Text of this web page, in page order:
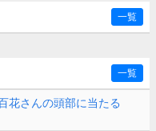
一覧
一覧
花さんの頭部に当たる